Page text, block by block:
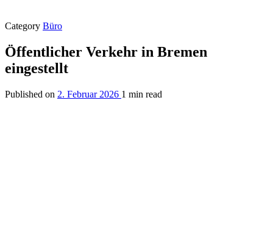
Category Büro
Öffentlicher Verkehr in Bremen
eingestellt
Published on 2. Februar 2026 1 min read